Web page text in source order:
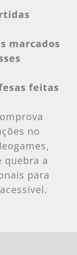
marcados
feitas
no
quebra a
para